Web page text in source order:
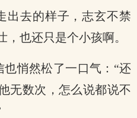
出去的样子，志玄不禁
也还只是个小孩啊。
也悄然松了一口气：“还
无数次，怎么说都说不